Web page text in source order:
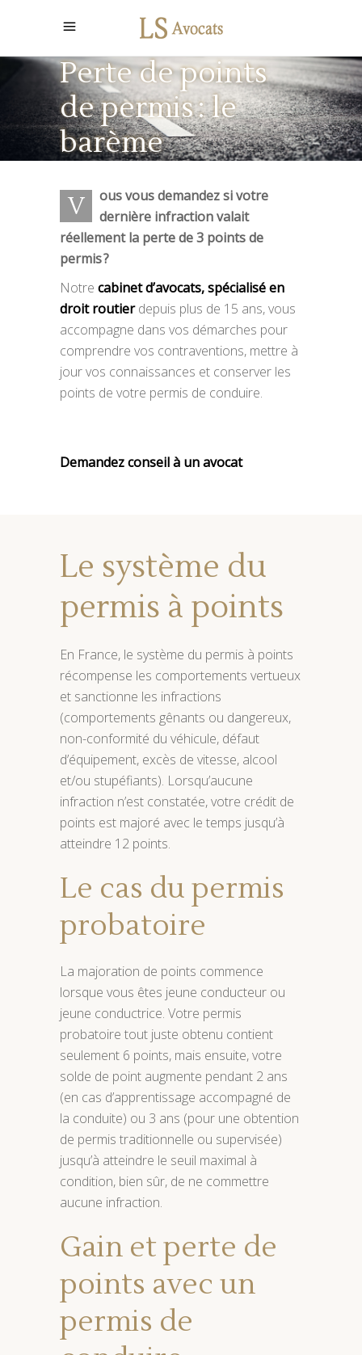
Perte de points
de permis : le
barème
V
ous vous demandez si votre
dernière infraction valait
réellement la perte de 3 points de
permis ?
Notre cabinet d’avocats, spécialisé en
droit routierdepuis plus de 15 ans, vous
accompagne dans vos démarches pour
comprendre vos contraventions, mettre à
jour vos connaissances et conserver les
points de votre permis de conduire.
Demandez conseil à un avocat
Le système du
permis à points
En France, le système du permis à points
récompense les comportements vertueux
et sanctionne les infractions
(comportements gênants ou dangereux,
non-conformité du véhicule, défaut
d’équipement, excès de vitesse, alcool
et/ou stupéfiants). Lorsqu’aucune
infraction n’est constatée, votre crédit de
points est majoré avec le temps jusqu’à
atteindre 12 points.
Le cas du permis
probatoire
La majoration de points commence
lorsque vous êtes jeune conducteur ou
jeune conductrice. Votre permis
probatoire tout juste obtenu contient
seulement 6 points, mais ensuite, votre
solde de point augmente pendant 2 ans
(en cas d’apprentissage accompagné de
la conduite) ou 3 ans (pour une obtention
de permis traditionnelle ou supervisée)
jusqu’à atteindre le seuil maximal à
condition, bien sûr, de ne commettre
aucune infraction.
Gain et perte de
points avec un
permis de